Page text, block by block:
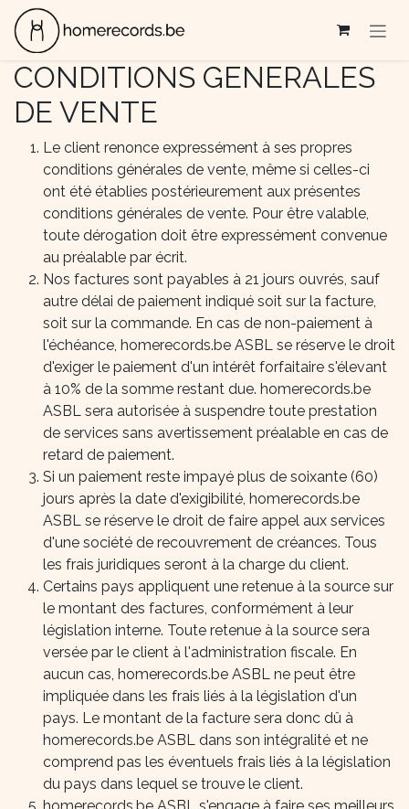
Se rendre au contenu
CONDITIONS GENERALES
DE VENTE
Le client renonce expressément à ses propres
conditions générales de vente, même si celles-ci
ont été établies postérieurement aux présentes
conditions générales de vente. Pour être valable,
toute dérogation doit être expressément convenue
au préalable par écrit.
Nos factures sont payables à 21 jours ouvrés, sauf
autre délai de paiement indiqué soit sur la facture,
soit sur la commande. En cas de non-paiement à
l'échéance, homerecords.be ASBL se réserve le droit
d'exiger le paiement d'un intérêt forfaitaire s'élevant
à 10% de la somme restant due. homerecords.be
ASBL sera autorisée à suspendre toute prestation
de services sans avertissement préalable en cas de
retard de paiement.
Si un paiement reste impayé plus de soixante (60)
jours après la date d'exigibilité, homerecords.be
ASBL se réserve le droit de faire appel aux services
d'une société de recouvrement de créances. Tous
les frais juridiques seront à la charge du client.
Certains pays appliquent une retenue à la source sur
le montant des factures, conformément à leur
législation interne. Toute retenue à la source sera
versée par le client à l'administration fiscale. En
aucun cas, homerecords.be ASBL ne peut être
impliquée dans les frais liés à la législation d'un
pays. Le montant de la facture sera donc dû à
homerecords.be ASBL dans son intégralité et ne
comprend pas les éventuels frais liés à la législation
du pays dans lequel se trouve le client.